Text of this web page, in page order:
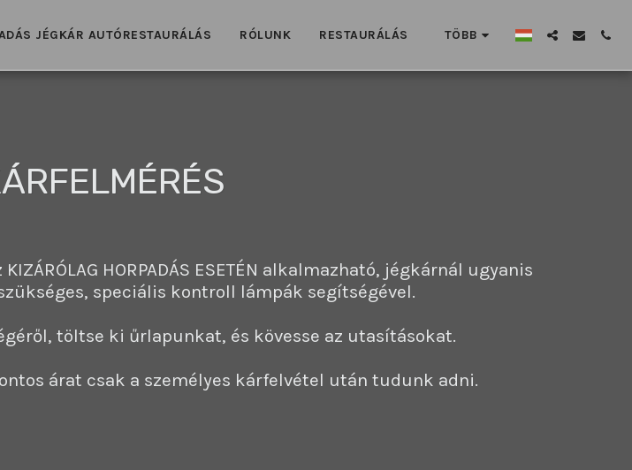
JÉGKÁR AUTÓRESTAURÁLÁS RÓLUNK RESTAURÁLÁS TÖBB
HORPADÁS ESETÉN alkalmazható, jégkárnál ugyanis
speciális kontroll lámpák segítségével.
töltse ki űrlapunkat, és kövesse az utasításokat.
árat csak a személyes kárfelvétel után tudunk adni.